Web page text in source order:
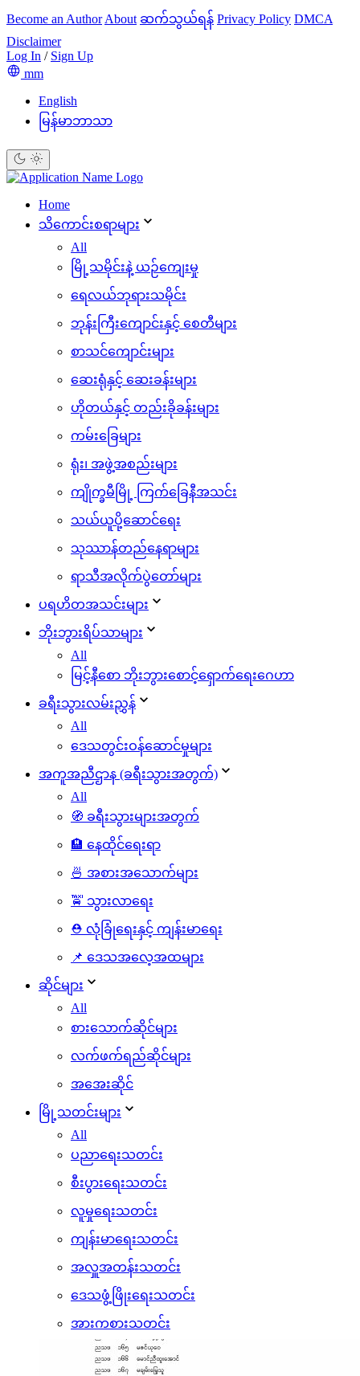
Become an Author About ဆက်သွယ်ရန် Privacy Policy DMCA
Disclaimer
Log In / Sign Up
mm
English
မြန်မာဘာသာ
Home
သိ‌ကောင်းစရာများ
All
မြို့သမိုင်းနဲ့ ယဉ်ကျေးမှု
ရေလယ်ဘုရားသမိုင်း
ဘုန်းကြီးကျောင်းနှင့် စေတီများ
စာသင်ကျောင်းများ
ဆေးရုံနှင့် ဆေးခန်းများ
ဟိုတယ်နှင့် တည်းခိုခန်းများ
ကမ်းခြေများ
ရုံး၊ အဖွဲ့အစည်းများ
ကျိုက္ခမီမြို့ ကြက်ခြေနီအသင်း
သယ်ယူပို့ဆောင်ရေး
သုဿာန်တည်နေရာများ
ရာသီအလိုက်ပွဲတော်များ
ပရဟိတအသင်းများ
ဘိုးဘွားရိပ်သာများ
All
မြင့်နီစော ဘိုးဘွားစောင့်ရှောက်ရေးဂေဟာ
ခရီးသွားလမ်းညွှန်
All
ဒေသတွင်းဝန်ဆောင်မှုများ
အကူအညီဌာန (ခရီးသွားအတွက်)
All
🧭 ခရီးသွားများအတွက်
🏨 နေထိုင်ရေးရာ
🍜 အစားအသောက်များ
🚖 သွားလာရေး
⛑️ လုံခြုံရေးနှင့် ကျန်းမာရေး
📌 ဒေသအလေ့အထများ
ဆိုင်များ
All
စားသောက်ဆိုင်များ
လက်ဖက်ရည်ဆိုင်များ
အအေးဆိုင်
မြို့သတင်းများ
All
ပညာရေးသတင်း
စီးပွားရေးသတင်း
လူမှုရေးသတင်း
ကျန်းမာရေးသတင်း
အလှူအတန်းသတင်း
ဒေသဖွံ့ဖြိုးရေးသတင်း
အားကစားသတင်း